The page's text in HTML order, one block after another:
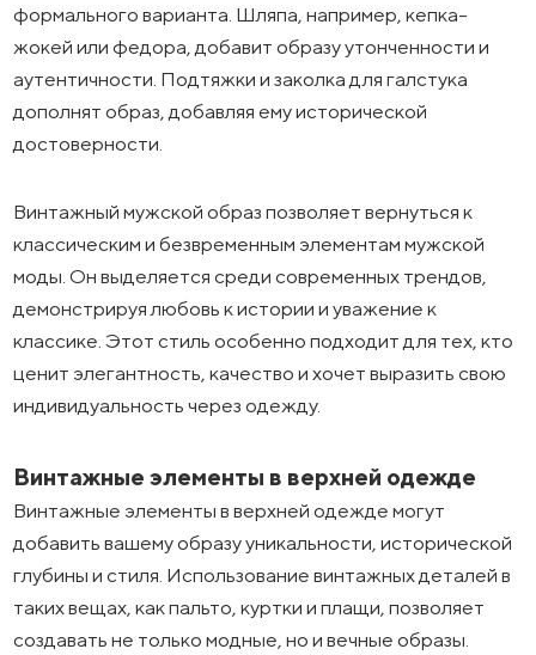
формального варианта. Шляпа, например, кепка-
жокей или федора, добавит образу утонченности и
аутентичности. Подтяжки и заколка для галстука
дополнят образ, добавляя ему исторической
достоверности.
Винтажный мужской образ позволяет вернуться к
классическим и безвременным элементам мужской
моды. Он выделяется среди современных трендов,
демонстрируя любовь к истории и уважение к
классике. Этот стиль особенно подходит для тех, кто
ценит элегантность, качество и хочет выразить свою
индивидуальность через одежду.
Винтажные элементы в верхней одежде
Винтажные элементы в верхней одежде могут
добавить вашему образу уникальности, исторической
глубины и стиля. Использование винтажных деталей в
таких вещах, как пальто, куртки и плащи, позволяет
создавать не только модные, но и вечные образы.